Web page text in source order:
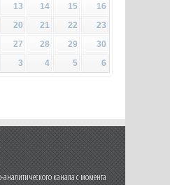
13 14 15
16
20 21 22
23
27 28 29
30
3 4 5 6
канала с момента